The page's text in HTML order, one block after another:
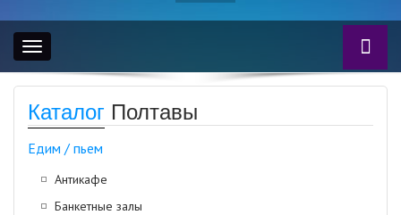
Toggle
navigation
Каталог Полтавы
Едим / пьем
Антикафе
Банкетные залы